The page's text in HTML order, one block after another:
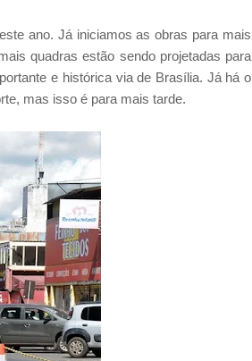
ano. Já iniciamos as obras para mais
quadras estão sendo projetadas para
e histórica via de Brasília. Já há o
mas isso é para mais tarde.